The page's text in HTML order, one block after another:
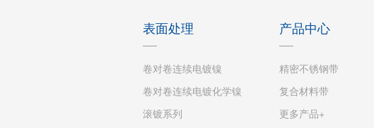
表面处理
卷对卷连续电镀镍
卷对卷连续电镀化学镍
滚镀系列
产品中心
精密不锈钢带
复合材料带
更多产品+